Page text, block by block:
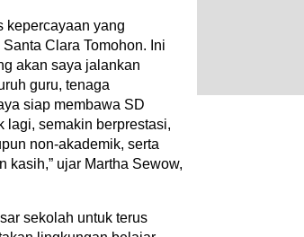
kepercayaan yang
Clara Tomohon. Ini
akan saya jalankan
guru, tenaga
siap membawa SD
lagi, semakin berprestasi,
non-akademik, serta
kasih,” ujar Martha Sewow,
sekolah untuk terus